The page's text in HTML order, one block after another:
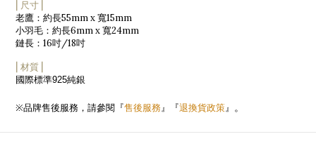
⎜尺寸⎟
老鷹：約長55mm x 寬15mm
小羽毛：約長6mm x 寬24mm
鏈長： 16吋/18吋
⎜材質⎟
國際標準925純銀
※品牌售後服務，請參閱『售後服務』『退換貨政策』 。